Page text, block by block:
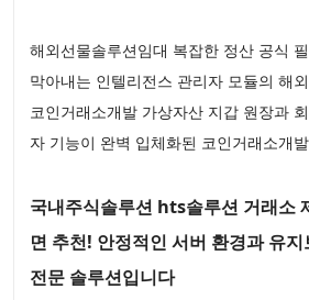
해외선물솔루션임대 복잡한 정산 공식
막아내는 인텔리전스 관리자 모듈의 해
코인거래소개발 가상자산 지갑 원장과
자 기능이 완벽 입체화된 코인거래소개
국내주식솔루션 hts솔루션 거래소
면 추천! 안정적인 서버 환경과 유
전문 솔루션입니다